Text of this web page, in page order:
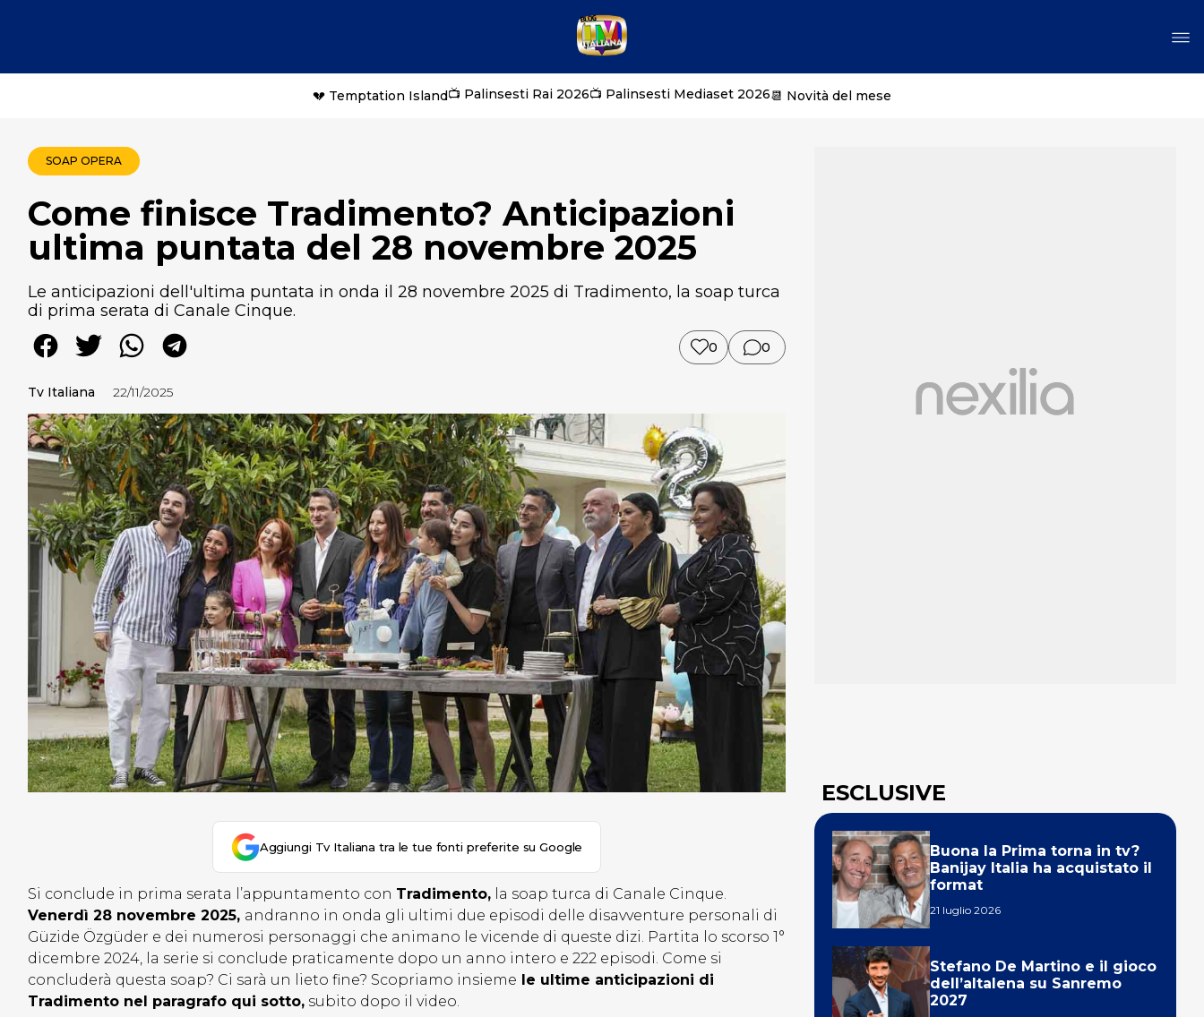
💔 Temptation Island📺 Palinsesti Rai 2026📺 Palinsesti Mediaset 2026📆 Novità del mese
SOAP OPERA
Come finisce Tradimento? Anticipazioni
ultima puntata del 28 novembre 2025
Le anticipazioni dell'ultima puntata in onda il 28 novembre 2025 di Tradimento, la soap turca
di prima serata di Canale Cinque.
0 0
Tv Italiana 22/11/2025
Aggiungi Tv Italiana tra le tue fonti preferite su Google
Si conclude in prima serata l’appuntamento con Tradimento, la soap turca di Canale Cinque.
Venerdì 28 novembre 2025, andranno in onda gli ultimi due episodi delle disavventure personali di
Güzide Özgüder e dei numerosi personaggi che animano le vicende di queste dizi. Partita lo scorso 1°
dicembre 2024, la serie si conclude praticamente dopo un anno intero e 222 episodi. Come si
concluderà questa soap? Ci sarà un lieto fine? Scopriamo insieme le ultime anticipazioni di
Tradimento nel paragrafo qui sotto, subito dopo il video.
ESCLUSIVE
Buona la Prima torna in tv?
Banijay Italia ha acquistato il
format
21 luglio 2026
Stefano De Martino e il gioco
dell’altalena su Sanremo
2027